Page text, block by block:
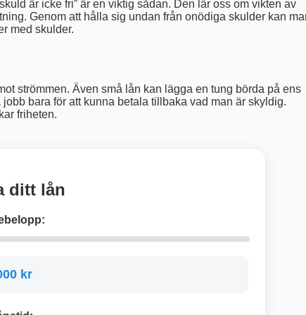
är icke fri” är en viktig sådan. Den lär oss om vikten av
Genom att hålla sig undan från onödiga skulder kan
med skulder.
strömmen. Även små lån kan lägga en tung börda på ens
bara för att kunna betala tillbaka vad man är skyldig.
friheten.
ditt lån
kr